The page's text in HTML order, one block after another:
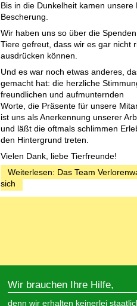
Bis in die Dunkelheit kamen unsere
Bescherung.
Wir haben uns so über die
Tiere gefreut, dass wir es gar nicht
ausdrücken können.
Und es war noch etwas anderes,
gemacht hat: die herzliche
freundlichen und aufmunternden
Worte, die Präsente für unsere
ist uns als Anerkennung unserer
und läßt die oftmals schlimmen
den Hintergrund treten.
Vielen Dank, liebe Tierfreunde!
Weiterlesen: Das Team
sich
Wir brauchen Ihre Hilfe,
denn wir erhalten keinerlei